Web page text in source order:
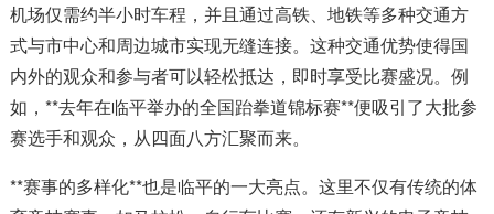
机场仅需约半小时车程，并且通过高铁、地铁等多种交通方
式与市中心和周边城市实现无缝连接。这种交通优势使得国
内外的观众和参与者可以轻松抵达，即时享受比赛盛况。例
如，**去年在临平举办的全国跆拳道锦标赛**便吸引了大批参
赛选手和观众，从四面八方汇聚而来。
**赛事的多样化**也是临平的一大亮点。这里不仅有传统的体